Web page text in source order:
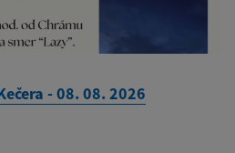
- 08. 08. 2026